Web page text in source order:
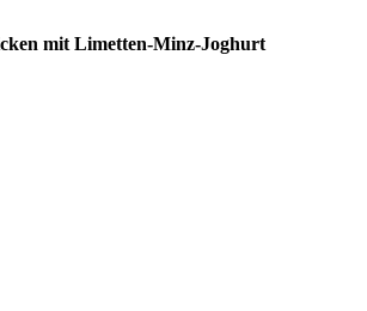
mit Limetten-Minz-Joghurt